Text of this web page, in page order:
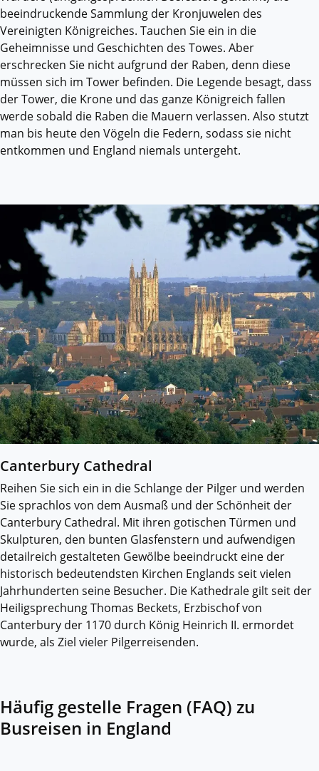
beeindruckende Sammlung der Kronjuwelen des
Vereinigten Königreiches. Tauchen Sie ein in die
Geheimnisse und Geschichten des Towes. Aber
erschrecken Sie nicht aufgrund der Raben, denn diese
müssen sich im Tower befinden. Die Legende besagt, dass
der Tower, die Krone und das ganze Königreich fallen
werde sobald die Raben die Mauern verlassen. Also stutzt
man bis heute den Vögeln die Federn, sodass sie nicht
entkommen und England niemals untergeht.
Canterbury Cathedral
Reihen Sie sich ein in die Schlange der Pilger und werden
Sie sprachlos von dem Ausmaß und der Schönheit der
Canterbury Cathedral. Mit ihren gotischen Türmen und
Skulpturen, den bunten Glasfenstern und aufwendigen
detailreich gestalteten Gewölbe beeindruckt eine der
historisch bedeutendsten Kirchen Englands seit vielen
Jahrhunderten seine Besucher. Die Kathedrale gilt seit der
Heiligsprechung Thomas Beckets, Erzbischof von
Canterbury der 1170 durch König Heinrich II. ermordet
wurde, als Ziel vieler Pilgerreisenden.
Häufig gestelle Fragen (FAQ) zu
Busreisen in England